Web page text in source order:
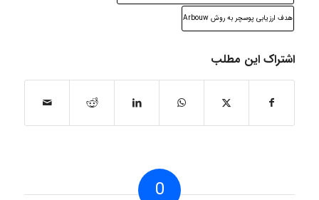
هدف ارزیابی پوسچر به روش Arbouw
اشتراک این مطلب
0